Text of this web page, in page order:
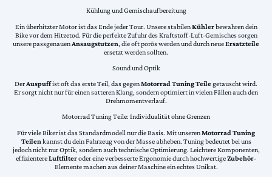
Kühlung und Gemischaufbereitung
Ein überhitzter Motor ist das Ende jeder Tour. Unsere stabilenKühlerbewahren dein
Bike vor dem Hitzetod. Für die perfekte Zufuhr des Kraftstoff-Luft-Gemisches sorgen
unsere passgenauenAnsaugstutzen, die oft porös werden und durch neueErsatzteile
ersetzt werden sollten.
Sound und Optik
DerAuspuffist oft das erste Teil, das gegenMotorrad Tuning Teilegetauscht wird.
Er sorgt nicht nur für einen satteren Klang, sondern optimiert in vielen Fällen auch den
Drehmomentverlauf.
Motorrad Tuning Teile: Individualität ohne Grenzen
Für viele Biker ist das Standardmodell nur die Basis. Mit unserenMotorrad Tuning
Teilen kannst du dein Fahrzeug von der Masse abheben. Tuning bedeutet bei uns
jedoch nicht nur Optik, sondern auch technische Optimierung. Leichtere Komponenten,
effizientereLuftfilteroder eine verbesserte Ergonomie durch hochwertigeZubehör-
Elemente machen aus deiner Maschine ein echtes Unikat.